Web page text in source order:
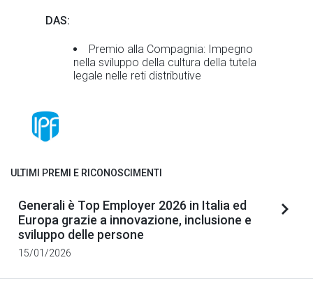
DAS:
Premio alla Compagnia: Impegno
nella sviluppo della cultura della tutela
legale nelle reti distributive
ULTIMI PREMI E RICONOSCIMENTI
Generali è Top Employer 2026 in Italia ed
Europa grazie a innovazione, inclusione e
sviluppo delle persone
15/01/2026